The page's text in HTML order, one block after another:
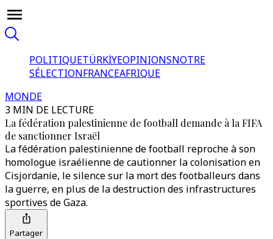
POLITIQUETÜRKİYEOPINIONSNOTRE
SÉLECTIONFRANCEAFRIQUE
MONDE
3 MIN DE LECTURE
La fédération palestinienne de football demande à la FIFA
de sanctionner Israël
La fédération palestinienne de football reproche à son
homologue israélienne de cautionner la colonisation en
Cisjordanie, le silence sur la mort des footballeurs dans
la guerre, en plus de la destruction des infrastructures
sportives de Gaza.
Partager